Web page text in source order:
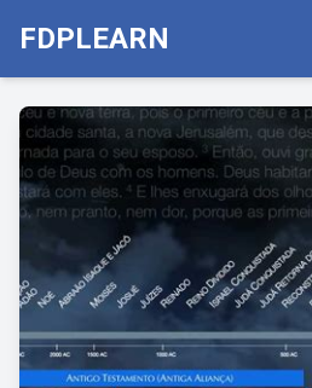
FDPLEARN